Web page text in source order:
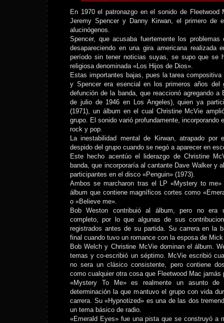
En 1970 el patronazgo en el sonido de Fleetwood
Jeremy Spencer y Danny Kirwan, el primero de
alucinógenos.
Spencer, que acusaba fuertemente los
desapareciendo en una gira americana realizada
período sin tener noticias suyas, se supo que se
religiosa denominada «Los Hijos de Dios».
Estas importantes bajas, pues la tarea
y Spencer era esencial en los primeros años del
defunción de la banda, que reaccionó agregando a
de julio de 1946 en Los Angeles), quien ya
(1971), un álbum en el cual Christine McVie
grupo. El sonido varió profundamente, incorporando
rock y pop.
La inestabilidad mental de Kirwan, atrapado por
despido del grupo cuando se negó a aparecer en
Este hecho acentúo el liderazgo de Christine
banda, que incorporaría al cantante Dave Walker y
participantes en el disco «Penguin» (1973).
Ambos se marcharon tras el LP «Mystery to me»
álbum que contiene magníficos cortes como
o «Believe me».
Bob Weston contribuió al álbum, pero no era
completo, por lo que algunas de sus
registrados antes de su partida. Su carrera en la
final cuando tuvo un romance con la esposa de
Bob Welch y Christine McVie dominan el álbum.
temas y co-escribió un séptimo. McVie escribió
no sera un clásico consistente, pero contiene
como cualquier otra cosa que Fleetwood Mac jamás
«Mystery To Me» es realmente un asunto
determinación la que mantuvo el grupo con vida
carrera. Su «Hypnotized» es una de las dos
un tema básico de radio.
«Emerald Eyes» fue una pista que se construyó a